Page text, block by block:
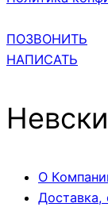
ПОЗВОНИТЬ
НАПИСАТЬ
О
Доставка,